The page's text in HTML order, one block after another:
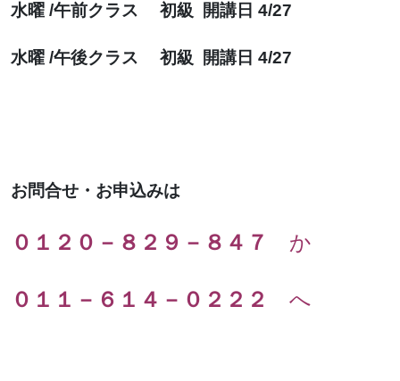
水曜 /午前クラス 初級 開講日 4/27
水曜 /午後クラス 初級 開講日 4/27
お問合せ・お申込みは
０１２０－８２９－８４７ か
０１１－６１４－０２２２ へ